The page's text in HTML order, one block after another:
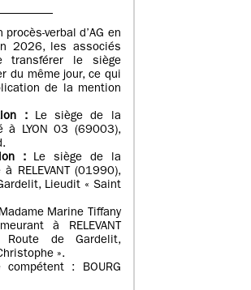
procès-verbal d’AG en
2026, les associés
transférer le siège
du même jour, ce qui
de la mention
: Le siège de la
à LYON 03 (69003),
:
Le siège de la
RELEVANT (01990),
Lieudit « Saint
Marine Tiffany
à RELEVANT
Route de Gardelit,
».
compétent : BOURG